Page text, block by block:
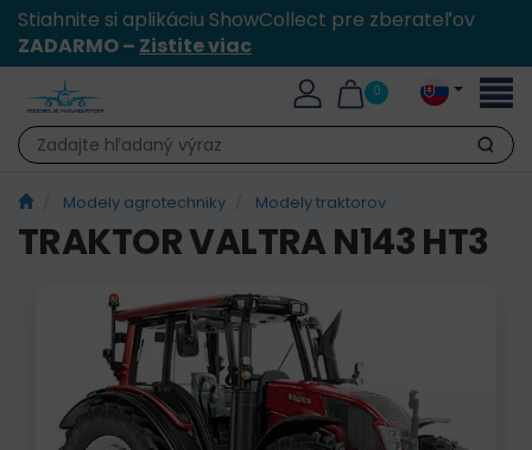
Stiahnite si aplikáciu ShowCollect pre zberateľov
ZADARMO – Zistite viac
0
Hľadať
Modely agrotechniky Modely traktorov
TRAKTOR VALTRA N143 HT3